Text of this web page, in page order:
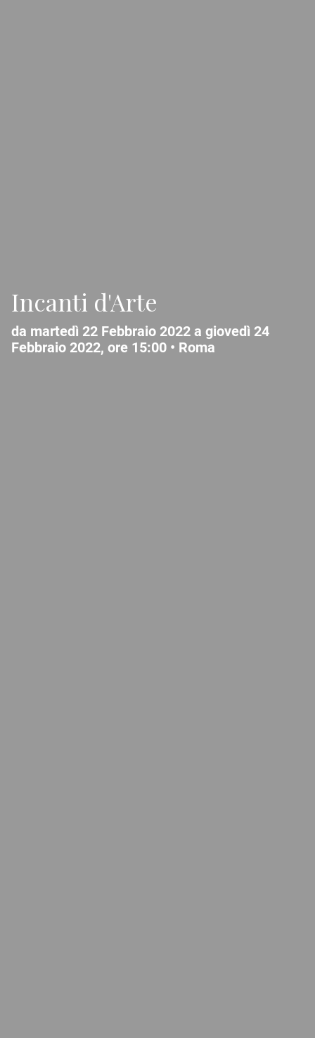
Incanti d'Arte
da martedì 22 Febbraio 2022 a giovedì 24
Febbraio 2022, ore 15:00 • Roma